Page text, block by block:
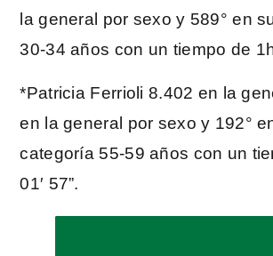
la general por sexo y 589° en
30-34 años con un tiempo de 1h
*Patricia Ferrioli 8.402 en la
en la general por sexo y 192°
categoría 55-59 años con un
01′ 57”.